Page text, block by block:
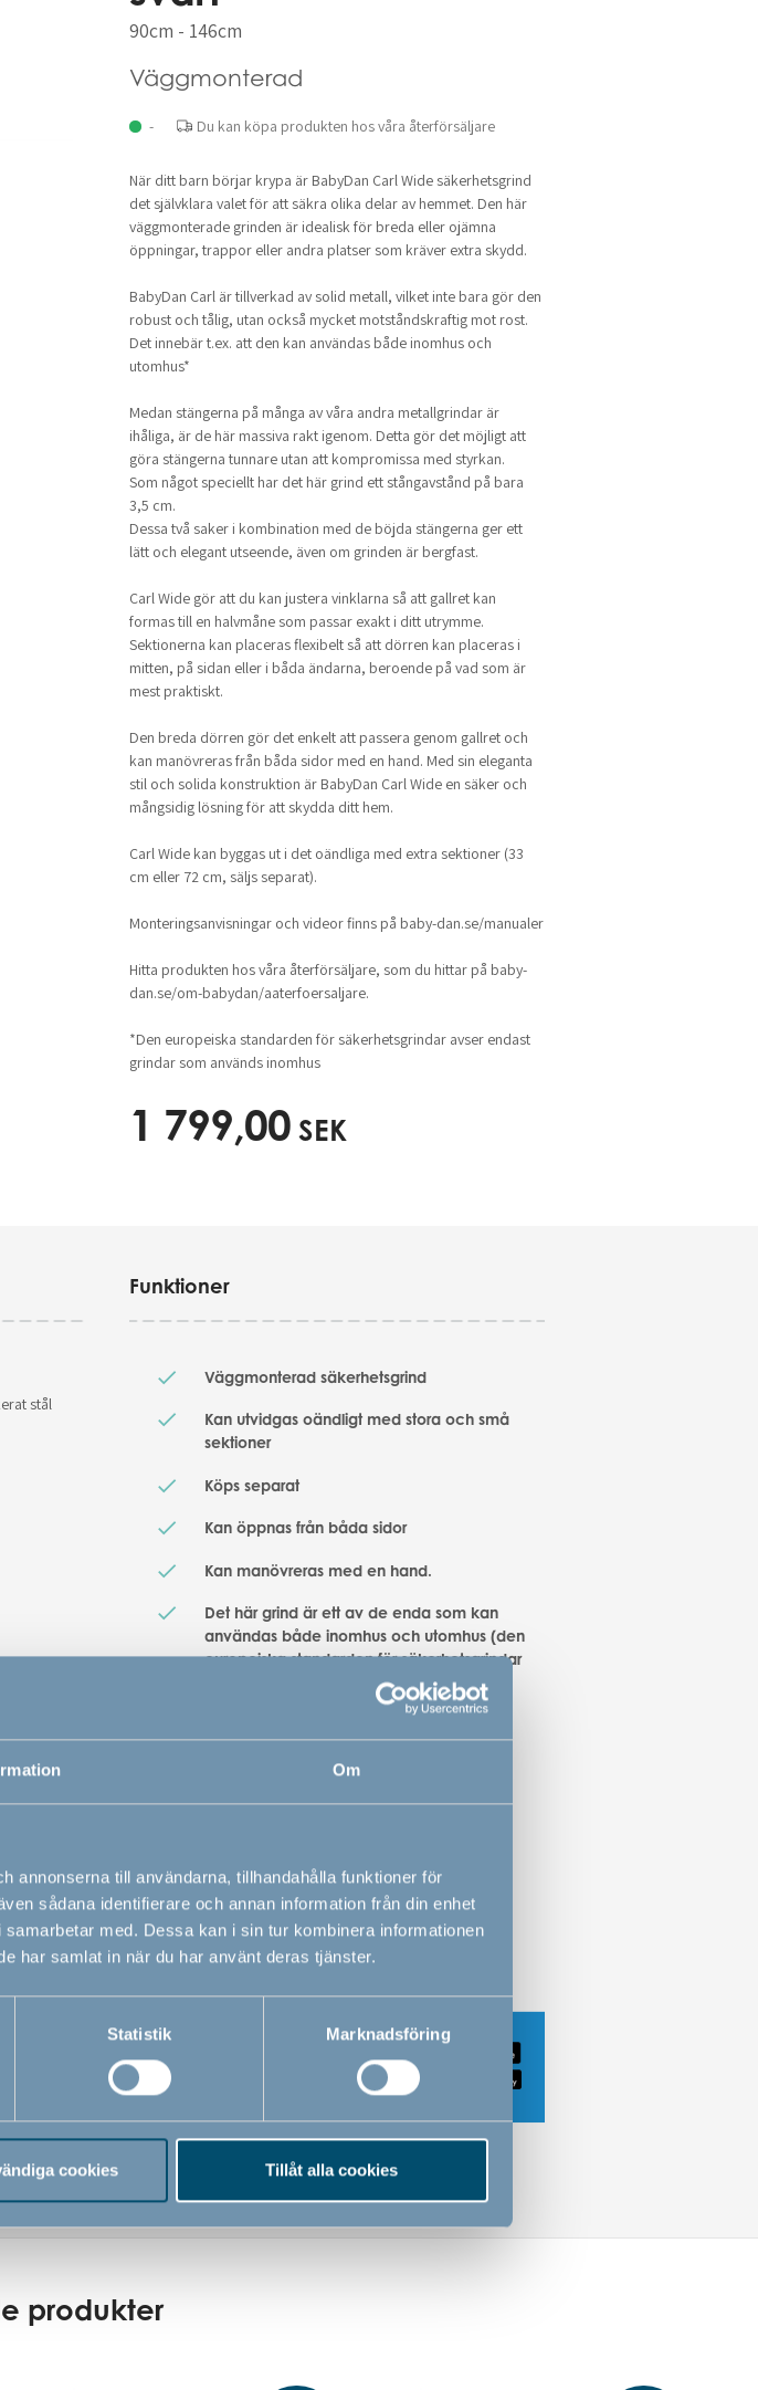
Om
annonserna till användarna, tillhandahålla funktioner för
sådana identifierare och annan information från din enhet
med. Dessa kan i sin tur kombinera informationen
har samlat in när du har använt deras tjänster.
Statistik Marknadsföring
cookies Tillåt alla cookies
90cm - 146cm
Väggmonterad
- Du kan köpa produkten hos våra återförsäljare
När ditt barn börjar krypa är BabyDan Carl Wide säkerhetsgrind
det självklara valet för att säkra olika delar av hemmet. Den här
väggmonterade grinden är idealisk för breda eller ojämna
öppningar, trappor eller andra platser som kräver extra skydd.
BabyDan Carl är tillverkad av solid metall, vilket inte bara gör den
robust och tålig, utan också mycket motståndskraftig mot rost.
Det innebär t.ex. att den kan användas både inomhus och
utomhus*
Medan stängerna på många av våra andra metallgrindar är
ihåliga, är de här massiva rakt igenom. Detta gör det möjligt att
göra stängerna tunnare utan att kompromissa med styrkan.
Som något speciellt har det här grind ett stångavstånd på bara
3,5 cm.
Dessa två saker i kombination med de böjda stängerna ger ett
lätt och elegant utseende, även om grinden är bergfast.
Carl Wide gör att du kan justera vinklarna så att gallret kan
formas till en halvmåne som passar exakt i ditt utrymme.
Sektionerna kan placeras flexibelt så att dörren kan placeras i
mitten, på sidan eller i båda ändarna, beroende på vad som är
mest praktiskt.
Den breda dörren gör det enkelt att passera genom gallret och
kan manövreras från båda sidor med en hand. Med sin eleganta
stil och solida konstruktion är BabyDan Carl Wide en säker och
mångsidig lösning för att skydda ditt hem.
Carl Wide kan byggas ut i det oändliga med extra sektioner (33
cm eller 72 cm, säljs separat).
Monteringsanvisningar och videor finns på baby-dan.se/manualer
Hitta produkten hos våra återförsäljare, som du hittar på baby-
dan.se/om-babydan/aaterfoersaljare.
*Den europeiska standarden för säkerhetsgrindar avser endast
grindar som används inomhus
1 799,00 SEK
stål
Funktioner
Väggmonterad säkerhetsgrind
Kan utvidgas oändligt med stora och små
sektioner
Köps separat
Kan öppnas från båda sidor
Kan manövreras med en hand.
Det här grind är ett av de enda som kan
användas både inomhus och utomhus (den
europeiska standarden för säkerhetsgrindar
gäller endast för grindar som används
Kan manövreras med en hand
produkter